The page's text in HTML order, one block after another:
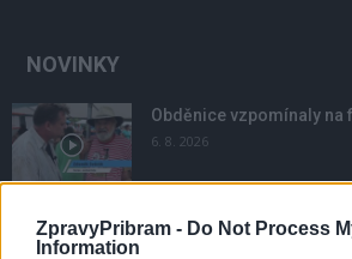
ZpravyPribram - Do Not Process
Information
NOVINKY
Obděnice vzpomínaly na
6. 8. 2026
Většina koupališť na